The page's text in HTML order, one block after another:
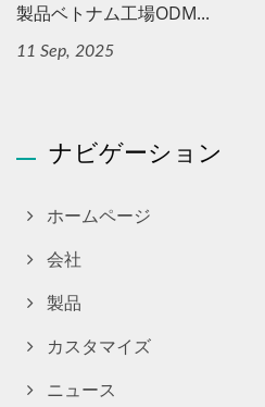
製品ベトナム工場ODM...
11 Sep, 2025
ナビゲーション
ホームページ
会社
製品
カスタマイズ
ニュース